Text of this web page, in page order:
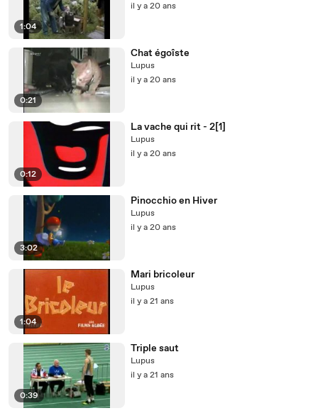
1:04
il y a 20 ans
0:21
Chat égoîste
Lupus
il y a 20 ans
0:12
La vache qui rit - 2[1]
Lupus
il y a 20 ans
3:02
Pinocchio en Hiver
Lupus
il y a 20 ans
1:04
Mari bricoleur
Lupus
il y a 21 ans
0:39
Triple saut
Lupus
il y a 21 ans